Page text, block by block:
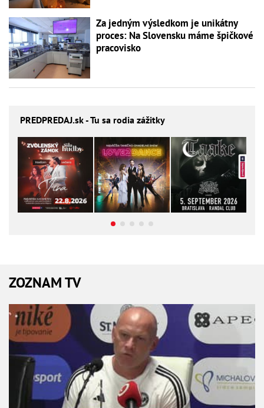
Za jedným výsledkom je unikátny
proces: Na Slovensku máme špičkové
pracovisko
PREDPREDAJ.sk - Tu sa rodia zážitky
ZOZNAM TV